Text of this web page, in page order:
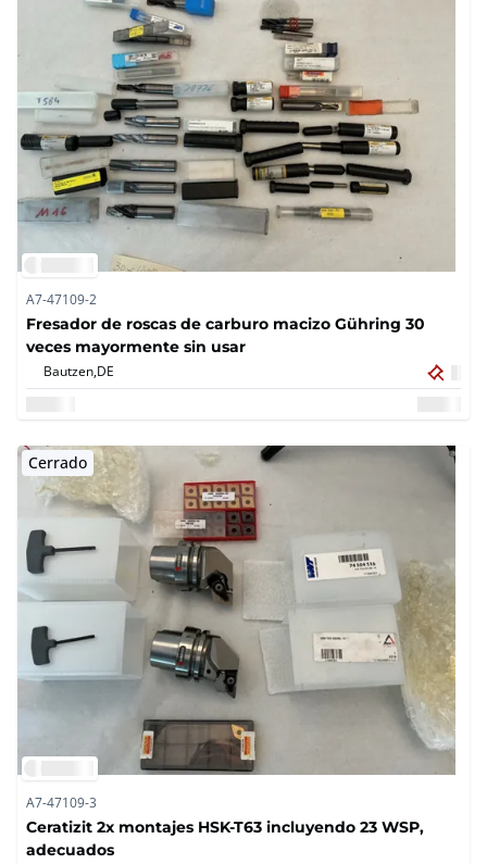
A7-47109-2
Fresador de roscas de carburo macizo Gühring 30
veces mayormente sin usar
Bautzen,DE
Cerrado
A7-47109-3
Ceratizit 2x montajes HSK-T63 incluyendo 23 WSP,
adecuados